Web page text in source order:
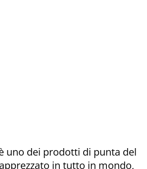
uno dei prodotti di punta del
in tutto in mondo,